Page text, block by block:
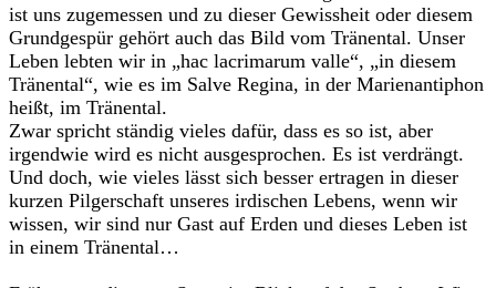
ist uns zugemessen und zu dieser Gewissheit oder diesem
Grundgespür gehört auch das Bild vom Tränental. Unser
Leben lebten wir in „hac lacrimarum valle“, „in diesem
Tränental“, wie es im Salve Regina, in der Marienantiphon
heißt, im Tränental.
Zwar spricht ständig vieles dafür, dass es so ist, aber
irgendwie wird es nicht ausgesprochen. Es ist verdrängt.
Und doch, wie vieles lässt sich besser ertragen in dieser
kurzen Pilgerschaft unseres irdischen Lebens, wenn wir
wissen, wir sind nur Gast auf Erden und dieses Leben ist
in einem Tränental…